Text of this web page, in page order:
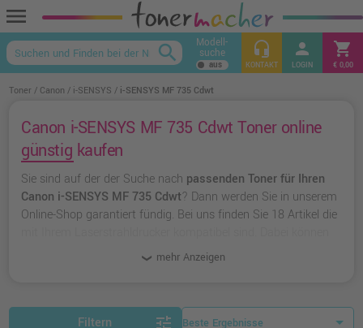
menu
keyboard_arrow_up
search Modell-
suche headset_mic
KONTAKT
person
LOGIN
shopping_cart
€ 0,00
Toner Canon i-SENSYS i-SENSYS MF 735 Cdwt
Canon i-SENSYS MF 735 Cdwt Toner online
günstig kaufen
Sie sind auf der der Suche nach passenden Toner für Ihren
Canon i-SENSYS MF 735 Cdwt? Dann werden Sie in unserem
Online-Shop garantiert fündig. Bei uns finden Sie 18 Artikel die
originalen Toner von Canon wählen oder zu
mehr Anzeigen
Filtern tune